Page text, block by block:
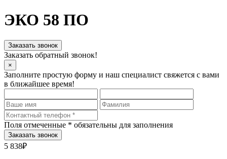
ЭКО 58 ПО
Заказать звонок
Заказать обратный звонок!
×
Заполните простую форму и наш специалист свяжется с вами
в ближайшее время!
Поля отмеченные * обязательны для заполнения
5 838₽